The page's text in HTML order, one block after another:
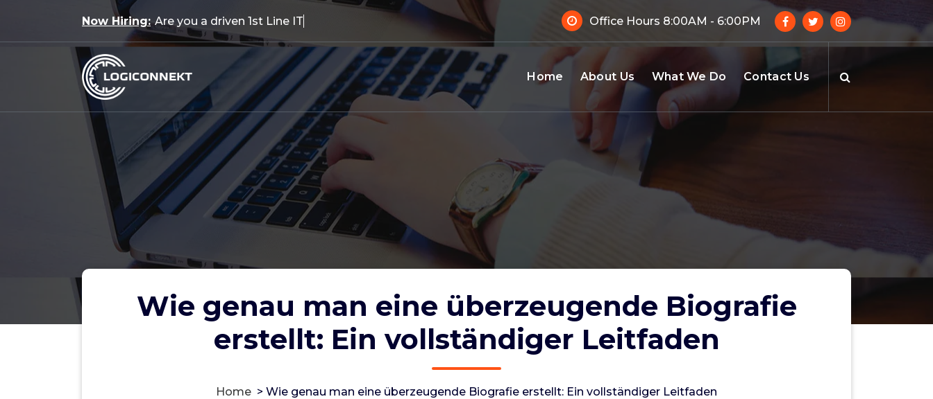
content
Now Hiring: Are you a driven 1st Line IT Sup Office Hours 8:00AM - 6:00PM
Home About Us What We Do Contact Us
Wie genau man eine überzeugende Biografie
erstellt: Ein vollständiger Leitfaden
Home > Wie genau man eine überzeugende Biografie erstellt: Ein vollständiger Leitfaden
Wie genau man eine überzeugende Biografie erstellt: Ein